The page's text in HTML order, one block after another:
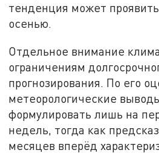
тенденция может
осенью.
Отдельное внимание
ограничениям
прогнозирования. По его
метеорологические
формулировать лишь на
недель, тогда как
месяцев вперёд